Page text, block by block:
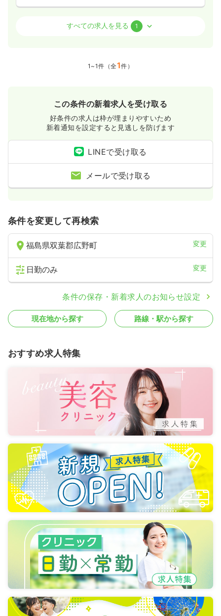
正看護師
万円/月 賞与4.2ヶ月
気になる 詳細を見る
すべての求人を見る 1
1~1件（全1件）
この条件の新着求人を受け取る
好条件の求人は枠が埋まりやすいため
新着通知を設定すると見逃しを防げます
LINEで受け取る
メールで受け取る
条件を変更して再検索
福島県双葉郡広野町 変更
日勤のみ 変更
条件の保存・新着求人のお知らせ設定
現在地から探す 路線・駅から探す
おすすめ求人特集